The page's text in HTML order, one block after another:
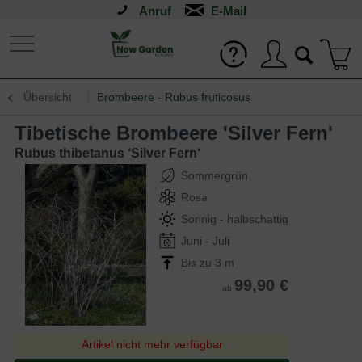
Anruf
Übersicht Brombeere - Rubus fruticosus
Tibetische Brombeere 'Silver Fern'
Rubus thibetanus ‘Silver Fern‘
Sommergrün
Rosa
Sonnig - halbschattig
Juni - Juli
Bis zu 3 m
ab 99,90 €
Artikel nicht mehr verfügbar